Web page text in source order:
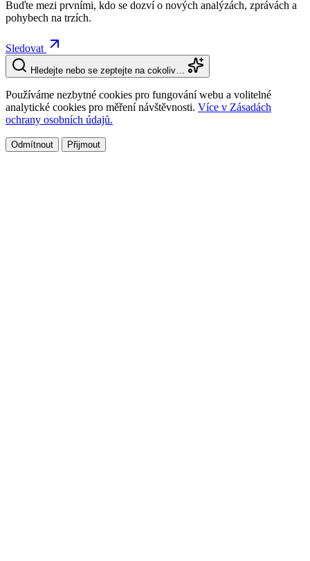
Buďte mezi prvními, kdo se dozví o nových analýzách, zprávách a
pohybech na trzích.
Sledovat
Hledejte nebo se zeptejte na cokoliv…
Používáme nezbytné cookies pro fungování webu a volitelné
analytické cookies pro měření návštěvnosti. Více v Zásadách
ochrany osobních údajů.
Odmítnout Přijmout